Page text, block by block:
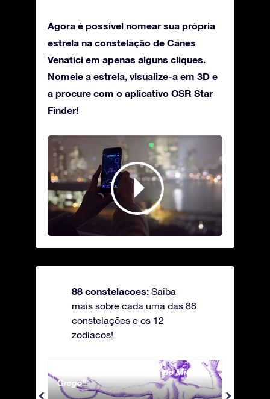
Agora é possível nomear sua própria
estrela na constelação de Canes
Venatici em apenas alguns cliques.
Nomeie a estrela, visualize-a em 3D e
a procure com o aplicativo OSR Star
Finder!
88 constelacoes: Saiba
mais sobre cada uma das 88
constelações e os 12
zodíacos!
Andromeda - A Princesa do Mito
Grego